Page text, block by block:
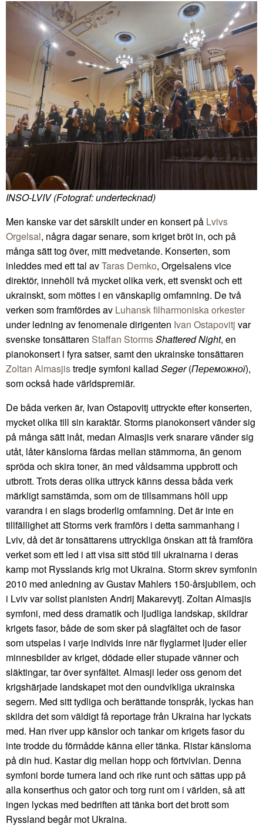
INSO-LVIV (Fotograf: undertecknad)
Men kanske var det särskilt under en konsert på Lvivs
Orgelsal, några dagar senare, som kriget bröt in, och på
många sätt tog över, mitt medvetande. Konserten, som
inleddes med ett tal avTaras Demko, Orgelsalens vice
direktör, innehöll två mycket olika verk, ett svenskt och ett
ukrainskt, som möttes i en vänskaplig omfamning. De två
verken som framfördes av Luhansk filharmoniska orkester
under ledning av fenomenale dirigenten Ivan Ostapovitj var
svenske tonsättaren Staffan StormsShattered Night, en
pianokonsert i fyra satser, samt den ukrainske tonsättaren
Zoltan Almasjistredje symfoni kallad Seger(Переможної),
som också hade världspremiär.
De båda verken är, Ivan Ostapovitj uttryckte efter konserten,
mycket olika till sin karaktär. Storms pianokonsert vänder sig
på många sätt inåt, medan Almasjis verk snarare vänder sig
utåt, låter känslorna färdas mellan stämmorna, än genom
spröda och skira toner, än med våldsamma uppbrott och
utbrott. Trots deras olika uttryck känns dessa båda verk
märkligt samstämda, som om de tillsammans höll upp
varandra i en slags broderlig omfamning. Det är inte en
tillfällighet att Storms verk framförs i detta sammanhang i
Lviv, då det är tonsättarens uttryckliga önskan att få framföra
verket som ett led i att visa sitt stöd till ukrainarna i deras
kamp mot Rysslands krig mot Ukraina. Storm skrev symfonin
2010 med anledning av Gustav Mahlers 150-årsjubilem, och
i Lviv var solist pianisten Andrij Makarevytj. Zoltan Almasjis
symfoni, med dess dramatik och ljudliga landskap, skildrar
krigets fasor, både de som sker på slagfältet och de fasor
som utspelas i varje individs inre när flyglarmet ljuder eller
minnesbilder av kriget, dödade eller stupade vänner och
släktingar, tar över synfältet. Almasji leder oss genom det
krigshärjade landskapet mot den oundvikliga ukrainska
segern. Med sitt tydliga och berättande tonspråk, lyckas han
skildra det som väldigt få reportage från Ukraina har lyckats
med. Han river upp känslor och tankar om krigets fasor du
inte trodde du förmådde känna eller tänka. Ristar känslorna
på din hud. Kastar dig mellan hopp och förtvivlan. Denna
symfoni borde turnera land och rike runt och sättas upp på
alla konserthus och gator och torg runt om i världen, så att
ingen lyckas med bedriften att tänka bort det brott som
Ryssland begår mot Ukraina.